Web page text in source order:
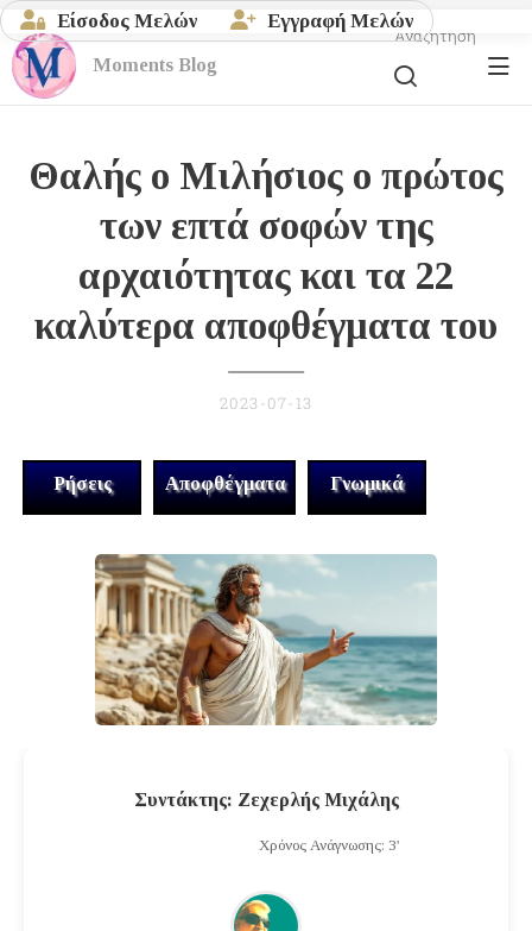
Είσοδος Μελών Εγγραφή Μελών
Moments Blog
Αναζήτηση
Θαλής ο Μιλήσιος ο πρώτος
των επτά σοφών της
αρχαιότητας και τα 22
καλύτερα αποφθέγματα του
2023-07-13
Ρήσεις Αποφθέγματα Γνωμικά
Συντάκτης: Ζεχερλής Μιχάλης
Χρόνος Ανάγνωσης: 3'